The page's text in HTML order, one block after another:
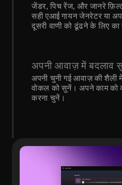
जेंडर, पिच रेंज, और जानरे
सही एआई गायन जेनरेटर या
दूसरी वाणी को ढूंढने के लिए
अपनी आवाज़ में बदलाव
अपनी चुनी गई आवाज़ की शैली
वोकल को सुनें। अपने काम को
करना चुनें।